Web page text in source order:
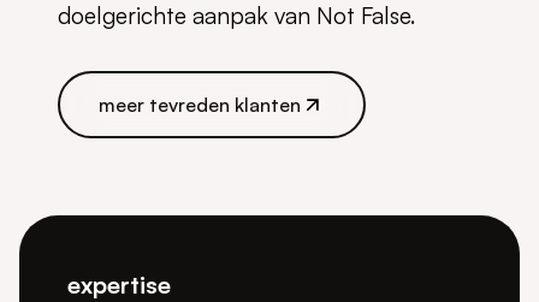
doelgerichte aanpak van Not False.
meer tevreden klanten
expertise